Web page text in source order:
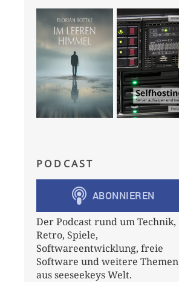
PODCAST
Der Podcast rund um Technik,
Retro, Spiele,
Softwareentwicklung, freie
Software und weitere Themen
aus seeseekeys Welt.